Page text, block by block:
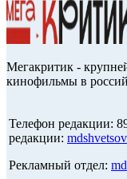
Мегакритик -
кинофильмы в
Телефон редакции:
редакции:
Рекламный отдел: